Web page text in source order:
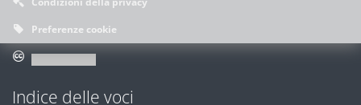
Preferenze cookie
Indice delle voci